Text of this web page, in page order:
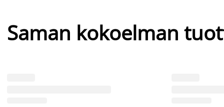
Saman kokoelman